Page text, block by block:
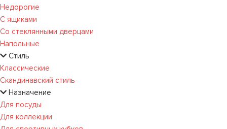
Недорогие
С ящиками
Со стеклянными дверцами
Напольные
Стиль
Классические
Скандинавский стиль
Назначение
Для посуды
Для коллекции